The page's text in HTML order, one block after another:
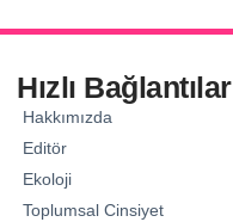
Hızlı Bağlantılar
Hakkımızda
Editör
Ekoloji
Toplumsal Cinsiyet